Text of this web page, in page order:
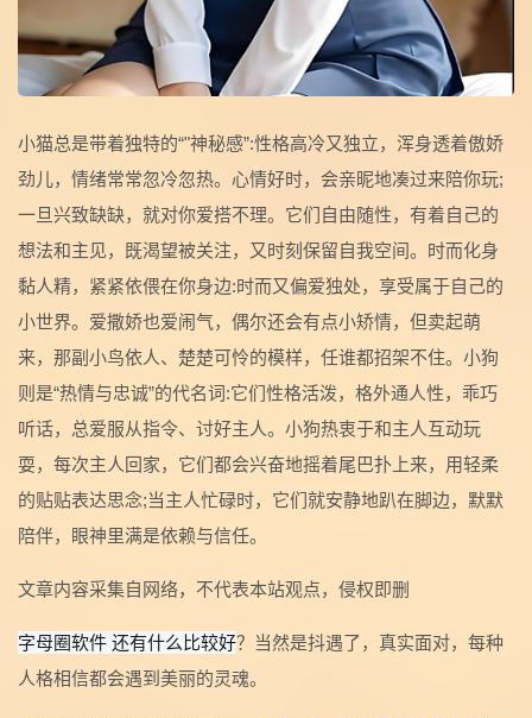
小猫总是带着独特的“"神秘感”:性格高冷又独立，浑身透着傲娇
劲儿，情绪常常忽冷忽热。心情好时，会亲昵地凑过来陪你玩;
一旦兴致缺缺，就对你爱搭不理。它们自由随性，有着自己的
想法和主见，既渴望被关注，又时刻保留自我空间。时而化身
黏人精，紧紧依偎在你身边:时而又偏爱独处，享受属于自己的
小世界。爱撒娇也爱闹气，偶尔还会有点小矫情，但卖起萌
来，那副小鸟依人、楚楚可怜的模样，任谁都招架不住。小狗
则是“热情与忠诚”的代名词:它们性格活泼，格外通人性，乖巧
听话，总爱服从指令、讨好主人。小狗热衷于和主人互动玩
耍，每次主人回家，它们都会兴奋地摇着尾巴扑上来，用轻柔
的贴贴表达思念;当主人忙碌时，它们就安静地趴在脚边，默默
陪伴，眼神里满是依赖与信任。
文章内容采集自网络，不代表本站观点，侵权即删
字母圈软件 还有什么比较好？当然是抖遇了，真实面对，每种
人格相信都会遇到美丽的灵魂。